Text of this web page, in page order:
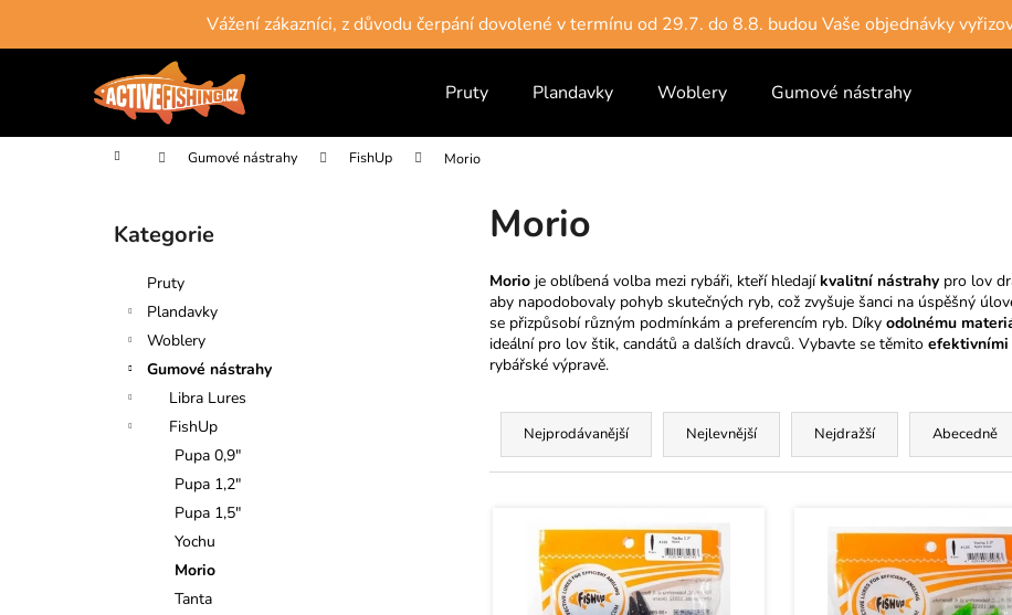
obsah
Vážení zákazníci, z důvodu čerpání dovolené v termínu od 29.7. do 8.8. budou Vaše objednávky
Pruty Plandavky Woblery Gumové nástrahy
Domů Gumové nástrahy FishUp Morio
Přeskočit
kategorie
Kategorie
Pruty
Plandavky
Woblery
Gumové nástrahy
Libra Lures
FishUp
Pupa 0,9"
Pupa 1,2"
Pupa 1,5"
Yochu
Morio
Tanta
Morio
Morio je oblíbená volba mezi rybáři, kteří hledajíkvalitní nástrahy pro lov
aby napodobovaly pohyb skutečných ryb, což zvyšuje šanci na úspěšný
se přizpůsobí různým podmínkám a preferencím ryb. Díky odolnému
ideální pro lov štik, candátů a dalších dravců. Vybavte se těmito efektivními
rybářské výpravě.
Ř
z
Nejprodávanější Nejlevnější Nejdražší Abecedně
o
k
Zpět
Zpět
Doporučujeme